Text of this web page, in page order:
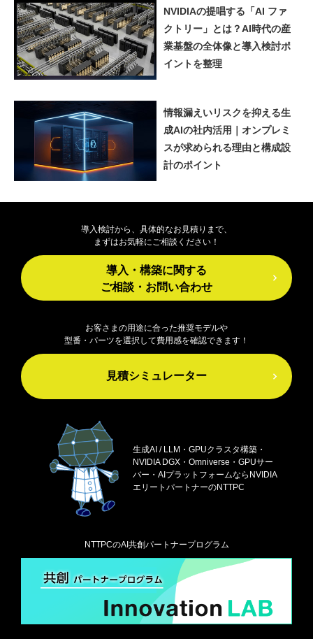
NVIDIAの提唱する「AI ファ
クトリー」とは？AI時代の産
業基盤の全体像と導入検討ポ
イントを整理
情報漏えいリスクを抑える生
成AIの社内活用｜オンプレミ
スが求められる理由と構成設
計のポイント
導入検討から、具体的なお見積りまで、
まずはお気軽にご相談ください！
導入・構築に関する
ご相談・お問い合わせ
お客さまの用途に合った推奨モデルや
型番・パーツを選択して費用感を確認できます！
見積シミュレーター
生成AI / LLM・GPUクラスタ構築・
NVIDIA DGX・ Omniverse・GPUサー
バー・AIプラットフォームなら NVIDIA
エリートパートナーのNTTPC
NTTPCのAI共創パートナープログラム